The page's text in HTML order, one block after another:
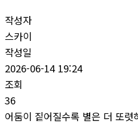
작성자
스카이
작성일
2026-06-14 19:24
조회
36
어둠이 짙어질수록 별은 더 또